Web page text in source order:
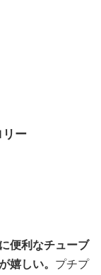
ー
便利なチューブ
嬉しい。 プチプ